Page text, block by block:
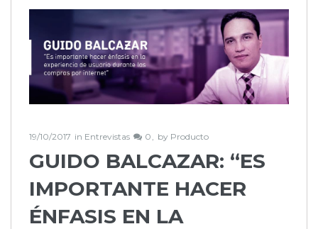
19/10/2017 in Entrevistas 0 by Producto
GUIDO BALCAZAR: “ES
IMPORTANTE HACER
ÉNFASIS EN LA